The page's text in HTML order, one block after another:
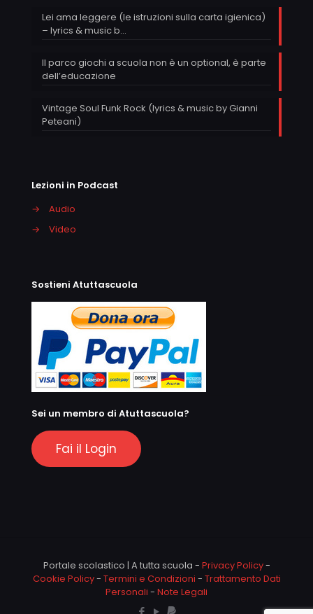
Lei ama leggere (le istruzioni sulla carta igienica)
– lyrics & music b…
Il parco giochi a scuola non è un optional, è parte
dell’educazione
Vintage Soul Funk Rock (lyrics & music by Gianni
Peteani)
Lezioni in Podcast
→
Audio
→
Video
Sostieni Atuttascuola
Sei un membro di Atuttascuola?
Fai il Login
Portale scolastico | A tutta scuola - Privacy Policy-
Cookie Policy- Termini e Condizioni - Trattamento Dati
Personali - Note Legali